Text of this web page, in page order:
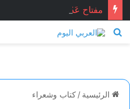
مفتاح عَدْن . . . محمد زينو
بحث عن
الرئيسية / كتاب وشعراء